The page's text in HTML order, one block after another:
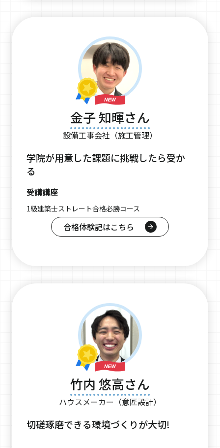
金子 知暉さん
設備工事会社（施工管理）
学院が用意した課題に挑戦したら受か
る
受講講座
1級建築士ストレート合格必勝コース
合格体験記はこちら
竹内 悠高さん
ハウスメーカー（意匠設計）
切磋琢磨できる環境づくりが大切!